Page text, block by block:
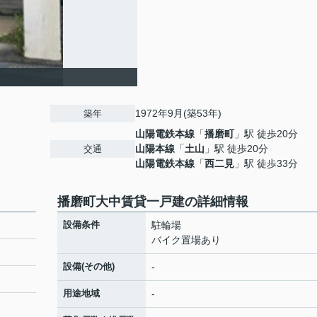
築年 1972年9月(築53年)
交通
山陽電鉄本線 「播磨町」駅 徒歩20分
山陽本線 「土山 」駅 徒歩20分
山陽電鉄本線 「西二見 」駅 徒歩33分
播磨町大中賃貸一戸建の詳細情報
設備条件
駐輪場
バイク置場あり
設備(その他) -
用途地域 -